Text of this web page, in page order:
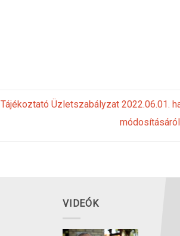
Tájékoztató Üzletszabályzat 2022.06.01.
módosításáról
VIDEÓK